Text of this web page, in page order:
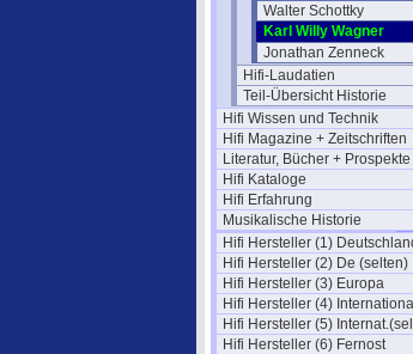
Walter Schottky
Karl Willy Wagner
Jonathan Zenneck
Hifi-Laudatien
Teil-Übersicht Historie
Hifi Wissen und Technik
Hifi Magazine + Zeitschriften
Literatur, Bücher + Prospekte
Hifi Kataloge
Hifi Erfahrung
Musikalische Historie
Hifi Hersteller (1)
Hifi Hersteller (2) De (selten)
Hifi Hersteller (3) Europa
Hifi Hersteller (4) International
Hifi Hersteller (5)
Hifi Hersteller (6) Fernost